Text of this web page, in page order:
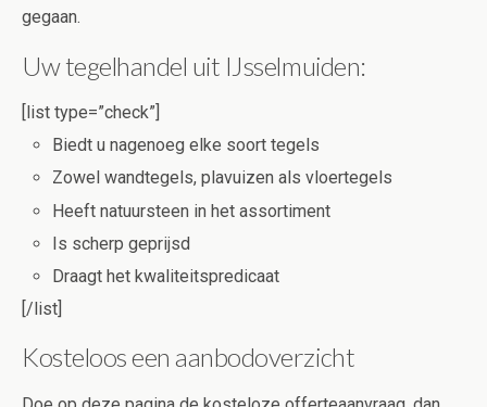
gegaan.
Uw tegelhandel uit IJsselmuiden:
[list type=”check”]
Biedt u nagenoeg elke soort tegels
Zowel wandtegels, plavuizen als vloertegels
Heeft natuursteen in het assortiment
Is scherp geprijsd
Draagt het kwaliteitspredicaat
[/list]
Kosteloos een aanbodoverzicht